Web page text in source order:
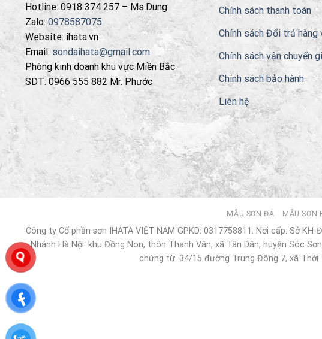
Hotline: 0918 374 257 – Ms.Dung
Zalo:0978587075
Website: ihata.vn
Email: sondaihata@gmail.com
Phòng kinh doanh khu vực Miền Bắc
SDT: 0966 555 882 Mr. Phước
Chính sách thanh toán
Chính sách Đổi trả hàng
Chính sách vận chuyển
Chính sách bảo hành
Liên hệ
MẪU SƠN ĐÁ MẪU SƠN
Công ty Cổ phần sơn IHATA VIỆT NAM GPKD: 0317758811. Nơi cấp: Sở
Nhánh Hà Nội: khu Đồng Non, thôn Thanh Vân, xã Tân Dân, huyện Sóc
chứng từ: 34/15 đường Trung Đông 7, xã Thới